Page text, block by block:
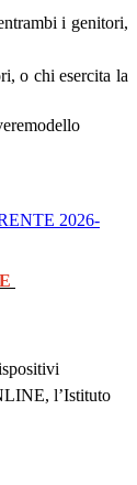
i genitori,
o chi esercita la
modello
2026-
l’Istituto